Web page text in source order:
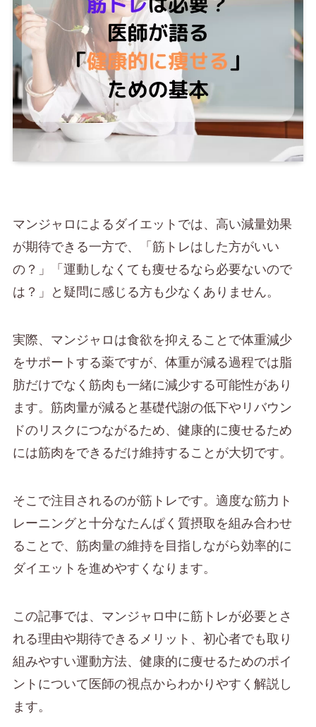
マンジャロによるダイエットでは、高い減量効果
が期待できる一方で、「筋トレはした方がいい
の？」「運動しなくても痩せるなら必要ないので
は？」と疑問に感じる方も少なくありません。
実際、マンジャロは食欲を抑えることで体重減少
をサポートする薬ですが、体重が減る過程では脂
肪だけでなく筋肉も一緒に減少する可能性があり
ます。筋肉量が減ると基礎代謝の低下やリバウン
ドのリスクにつながるため、健康的に痩せるため
には筋肉をできるだけ維持することが大切です。
そこで注目されるのが筋トレです。適度な筋力ト
レーニングと十分なたんぱく質摂取を組み合わせ
ることで、筋肉量の維持を目指しながら効率的に
ダイエットを進めやすくなります。
この記事では、マンジャロ中に筋トレが必要とさ
れる理由や期待できるメリット、初心者でも取り
組みやすい運動方法、健康的に痩せるためのポイ
ントについて医師の視点からわかりやすく解説し
ます。